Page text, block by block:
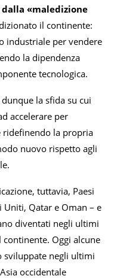
dalla «maledizione
il continente:
industriale per vendere
la dipendenza
tecnologica.
la sfida su cui
accelerare per
ridefinendo la propria
nuovo rispetto agli
tuttavia, Paesi
Uniti, Qatar e Oman – e
diventati negli ultimi
Oggi alcune
sviluppate negli ultimi
occidentale